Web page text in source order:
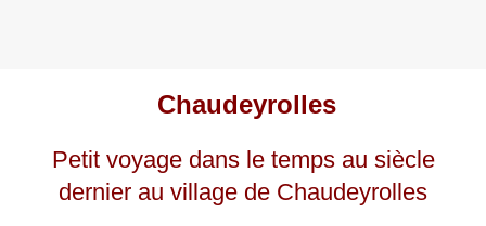
Chaudeyrolles
Petit voyage dans le temps au siècle
dernier au village de Chaudeyrolles